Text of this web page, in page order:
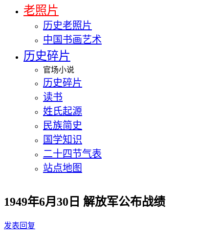
老照片
历史老照片
中国书画艺术
历史碎片
官场小说
历史碎片
读书
姓氏起源
民族简史
国学知识
二十四节气表
站点地图
1949年6月30日 解放军公布战绩
发表回复